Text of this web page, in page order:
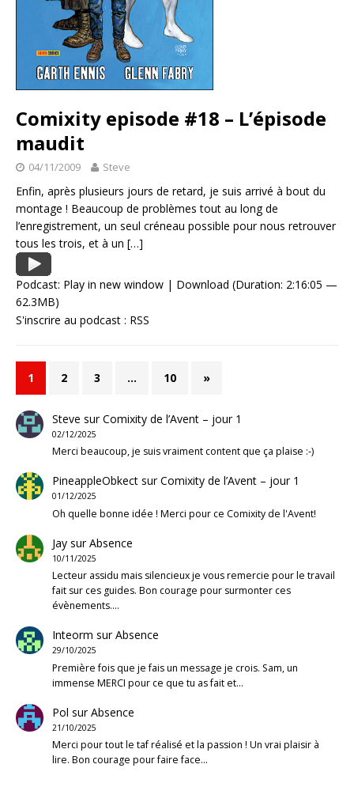
Comixity episode #18 – L’épisode
maudit
04/11/2009 Steve
Enfin, après plusieurs jours de retard, je suis arrivé à bout du
montage ! Beaucoup de problèmes tout au long de
l’enregistrement, un seul créneau possible pour nous retrouver
tous les trois, et à un […]
Podcast: Play in new window | Download (Duration: 2:16:05 —
62.3MB)
S'inscrire au podcast : RSS
1 2 3 … 10 »
Steve surComixity de l’Avent – jour 1
02/12/2025
Merci beaucoup, je suis vraiment content que ça plaise :-)
PineappleObkectsurComixity de l’Avent – jour 1
01/12/2025
Oh quelle bonne idée ! Merci pour ce Comixity de l'Avent!
JaysurAbsence
10/11/2025
Lecteur assidu mais silencieux je vous remercie pour le travail
fait sur ces guides. Bon courage pour surmonter ces
évènements.…
Inteorm surAbsence
29/10/2025
Première fois que je fais un message je crois. Sam, un
immense MERCI pour ce que tu as fait et…
Pol surAbsence
21/10/2025
Merci pour tout le taf réalisé et la passion ! Un vrai plaisir à
lire. Bon courage pour faire face…